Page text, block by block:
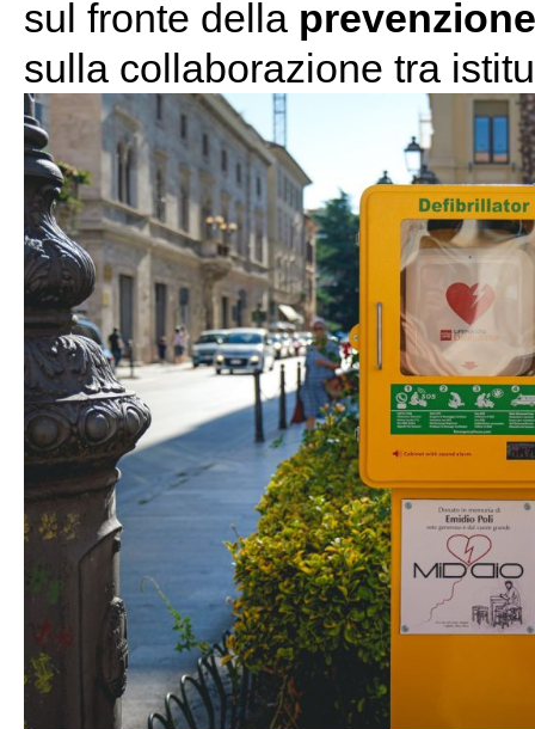
sul fronte della
sulla collaborazione tra